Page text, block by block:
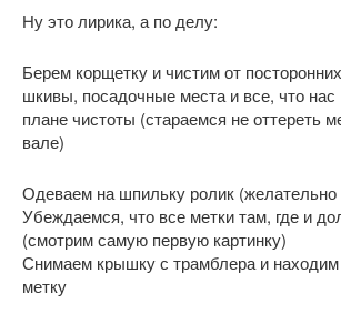
Ну это лирика, а по делу:
Берем корщетку и чистим от
шкивы, посадочные места и все, что нас
плане чистоты (стараемся не оттереть
вале)
Одеваем на шпильку ролик
Убеждаемся, что все метки там, где и
(смотрим самую первую картинку)
Снимаем крышку с трамблера и
метку